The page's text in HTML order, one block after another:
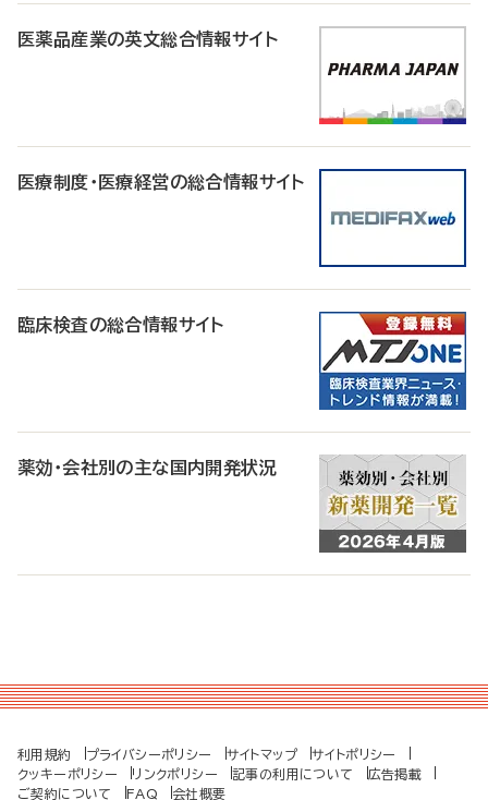
医薬品産業の英文総合情報サイト
医療制度・医療経営の総合情報サイト
臨床検査の総合情報サイト
薬効・会社別の主な国内開発状況
利用規約 プライバシーポリシー サイトマップ
サイトポリシー
クッキーポリシー
リンクポリシー 記事の利用について
広告掲載
ご契約について
FAQ 会社概要